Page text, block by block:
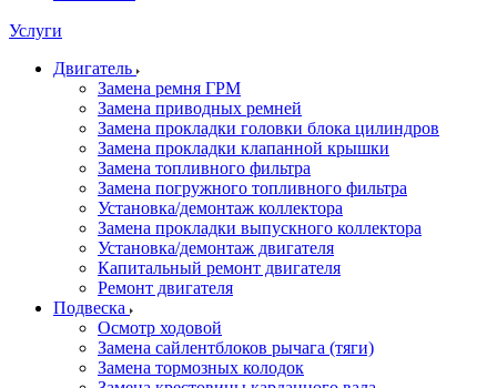
Услуги
Двигатель
Замена ремня ГРМ
Замена приводных ремней
Замена прокладки головки блока цилиндров
Замена прокладки клапанной крышки
Замена топливного фильтра
Замена погружного топливного фильтра
Установка/демонтаж коллектора
Замена прокладки выпускного коллектора
Установка/демонтаж двигателя
Капитальный ремонт двигателя
Ремонт двигателя
Подвеска
Осмотр ходовой
Замена сайлентблоков рычага (тяги)
Замена тормозных колодок